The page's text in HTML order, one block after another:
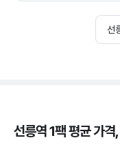
선
선릉역 1팩 평균 가